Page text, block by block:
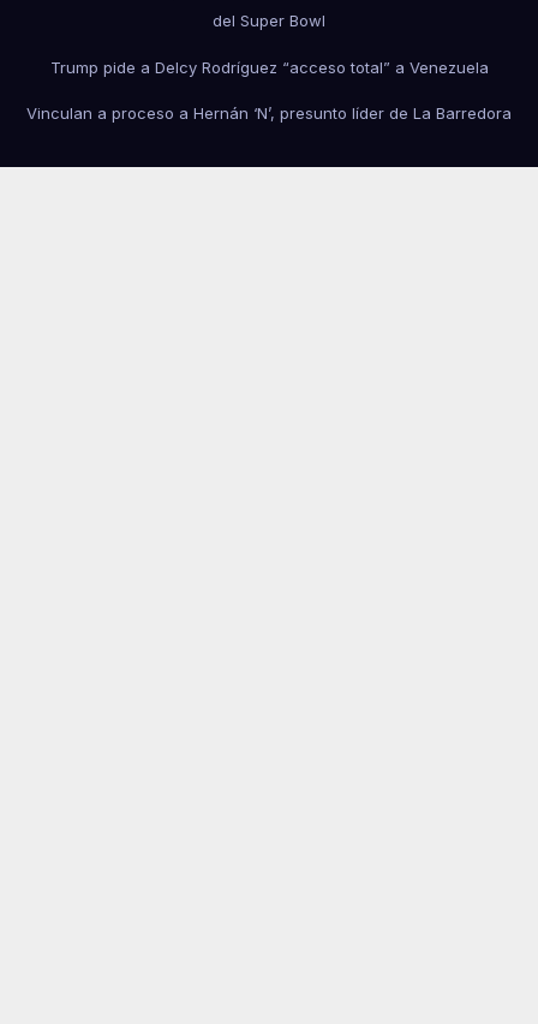
del Super Bowl
Trump pide a Delcy Rodríguez “acceso total” a Venezuela
Vinculan a proceso a Hernán ‘N’, presunto líder de La Barredora